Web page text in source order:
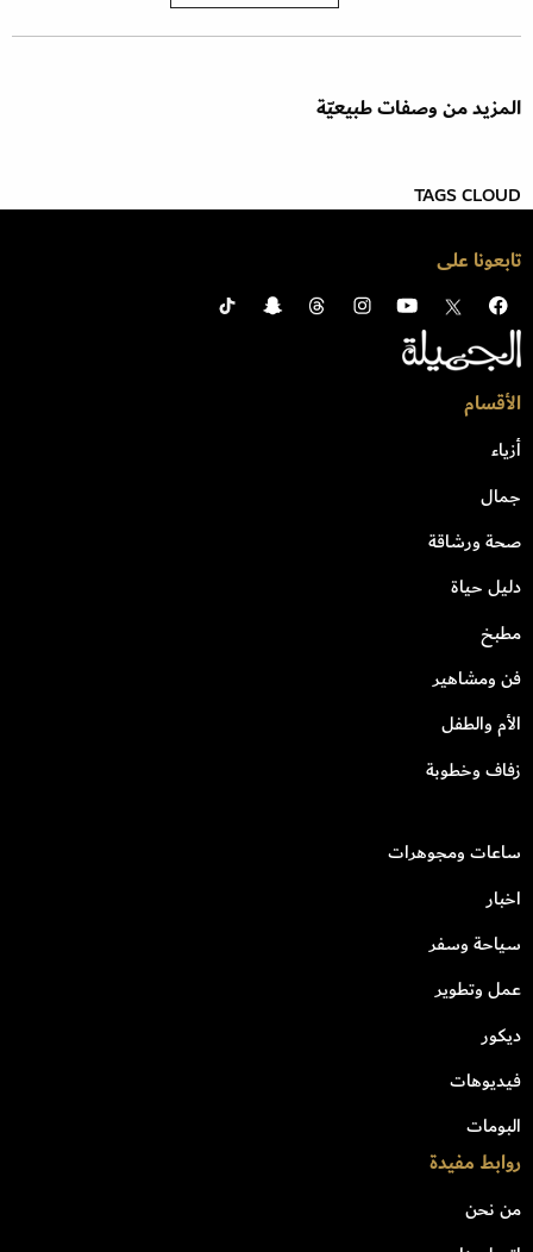
المزيد من وصفات طبيعيّة
TAGS CLOUD
تابعونا على
الأقسام
أزياء
جمال
صحة ورشاقة
دليل حياة
مطبخ
فن ومشاهير
الأم والطفل
زفاف وخطوبة
ساعات ومجوهرات
اخبار
سياحة وسفر
عمل وتطوير
ديكور
فيديوهات
البومات
روابط مفيدة
من نحن